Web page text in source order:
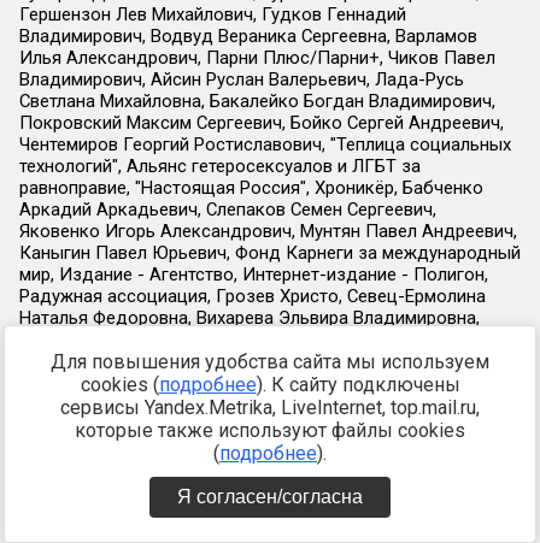
Для повышения удобства сайта мы используем
cookies (подробнее). К сайту подключены
сервисы Yandex.Metrika, LiveInternet, top.mail.ru,
которые также используют файлы cookies
(подробнее).
Я согласен/согласна